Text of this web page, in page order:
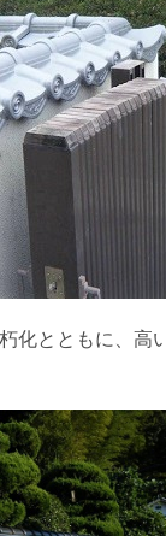
化とともに、高